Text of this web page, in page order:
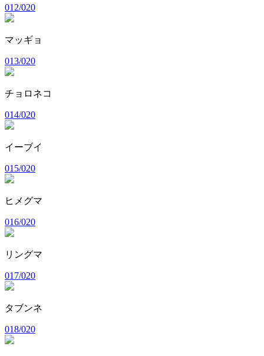
012/020
マッギョ
013/020
チョロネコ
014/020
イーブイ
015/020
ヒメグマ
016/020
リングマ
017/020
タブンネ
018/020